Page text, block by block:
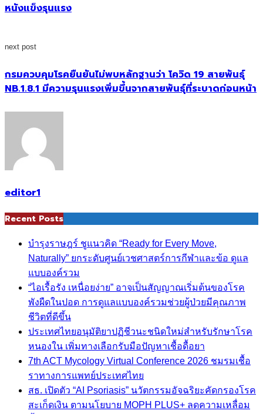
หนังแข็งรุนแรง
next post
กรมควบคุมโรคยืนยันไม่พบหลักฐานว่า โควิด 19 สายพันธุ์
NB.1.8.1 มีความรุนแรงเพิ่มขึ้นจากสายพันธุ์ที่ระบาดก่อนหน้า
editor1
Recent Posts
บำรุงราษฎร์ ชูแนวคิด “Ready for Every Move,
Naturally” ยกระดับศูนย์เวชศาสตร์การกีฬาและข้อ ดูแล
แบบองค์รวม
“ไอเรื้อรัง เหนื่อยง่าย” อาจเป็นสัญญาณเริ่มต้นของโรค
พังผืดในปอด การดูแลแบบองค์รวมช่วยผู้ป่วยมีคุณภาพ
ชีวิตที่ดีขึ้น
ประเทศไทยอนุมัติยาปฏิชีวนะชนิดใหม่สำหรับรักษาโรค
หนองใน เพิ่มทางเลือกรับมือปัญหาเชื้อดื้อยา
7th ACT Mycology Virtual Conference 2026 ชมรมเชื้อ
ราทางการแพทย์ประเทศไทย
สธ. เปิดตัว “AI Psoriasis” นวัตกรรมอัจฉริยะคัดกรองโรค
สะเก็ดเงิน ตามนโยบาย MOPH PLUS+ ลดความเหลื่อม